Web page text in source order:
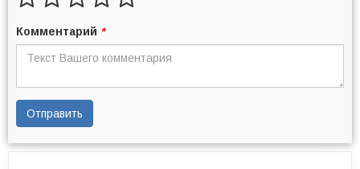
Комментарий *
Отправить